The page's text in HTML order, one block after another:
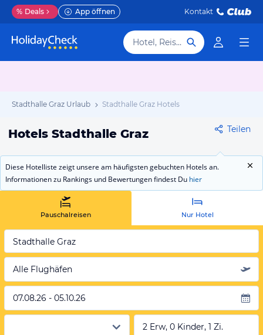
% Deals App öffnen Kontakt
Hotel, Reiseziel
Stadthalle Graz Urlaub Stadthalle Graz Hotels
Hotels Stadthalle Graz Teilen
Diese Hotelliste zeigt unsere am häufigsten gebuchten Hotels an.
Informationen zu Rankings und Bewertungen findest Du hier
Pauschalreisen Nur Hotel
Stadthalle Graz
Alle Flughäfen
07.08.26 - 05.10.26
2 Erw, 0 Kinder, 1 Zi.